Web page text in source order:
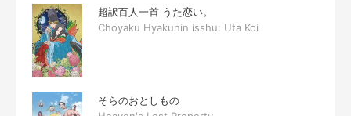
超訳百人一首 うた恋い。
Choyaku Hyakunin isshu: Uta Koi
そらのおとしもの